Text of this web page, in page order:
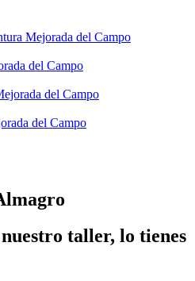
Mejorada del Campo
del Campo
del Campo
del Campo
taller, lo tienes